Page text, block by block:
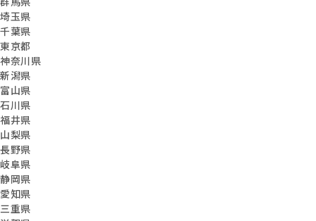
埼玉県
千葉県
東京都
神奈川県
新潟県
富山県
石川県
福井県
山梨県
長野県
岐阜県
静岡県
愛知県
三重県